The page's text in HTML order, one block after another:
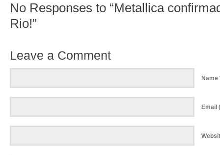
No Responses to “Metallica
Rio!”
Leave a Comment
Name
Email